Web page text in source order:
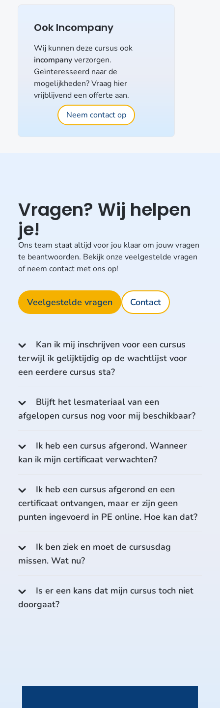
Ook Incompany
Wij kunnen deze cursus ook
incompanyverzorgen.
Geïnteresseerd naar de
mogelijkheden? Vraag hier
vrijblijvend een offerte aan.
Neem contact op
Vragen? Wij helpen
je!
Ons team staat altijd voor jou klaar om jouw vragen
te beantwoorden. Bekijk onze veelgestelde vragen
of neem contact met ons op!
Veelgestelde vragen Contact
Kan ik mij inschrijven voor een cursus
terwijl ik gelijktijdig op de wachtlijst voor
een eerdere cursus sta?
Blijft het lesmateriaal van een
afgelopen cursus nog voor mij beschikbaar?
Ik heb een cursus afgerond. Wanneer
kan ik mijn certificaat verwachten?
Ik heb een cursus afgerond en een
certificaat ontvangen, maar er zijn geen
punten ingevoerd in PE online. Hoe kan dat?
Ik ben ziek en moet de cursusdag
missen. Wat nu?
Is er een kans dat mijn cursus toch niet
doorgaat?